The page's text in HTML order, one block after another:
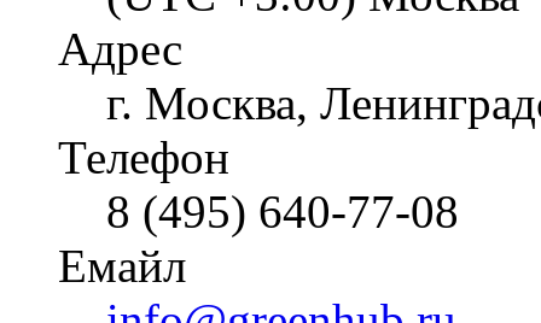
Адрес
г. Москва,
Телефон
8 (495) 640-77-08
Емайл